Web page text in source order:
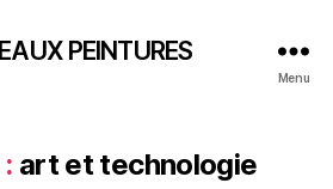
PEINTURES
Menu
art et technologie